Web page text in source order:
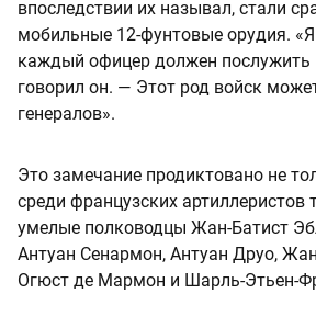
впоследствии их называл, стали
мобильные 12‑фунтовые орудия.
каждый офицер должен послужить
говорил он. — Этот род войск
генералов».
Это замечание продиктовано не
среди французских артиллеристов
умелые полководцы Жан-Батист
Антуан Сенармон, Антуан Друо,
Огюст де Мармон и Шарль-Этьен-